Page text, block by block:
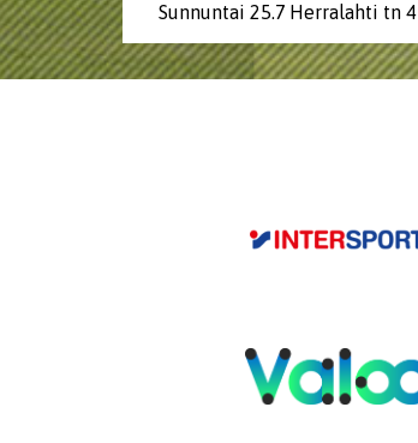
Sunnuntai 25.7 Herralahti tn 4